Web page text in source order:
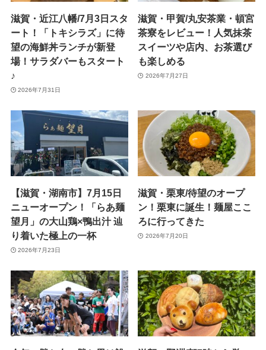
滋賀・近江八幡/7月3日スタ
ート！「トキシラズ」に待
望の海鮮丼ランチが新登
場！サラダバーもスタート
♪
2026年7月31日
滋賀・甲賀/丸安茶業・頓宮
茶寮をレビュー！人気抹茶
スイーツや店内、お茶選び
も楽しめる
2026年7月27日
【滋賀・湖南市】7月15日
ニューオープン！「らあ麺
望月」の大山鶏×鴨出汁 辿
り着いた極上の一杯
2026年7月23日
滋賀・栗東/待望のオープ
ン！栗東に誕生！麺屋ここ
ろに行ってきた
2026年7月20日